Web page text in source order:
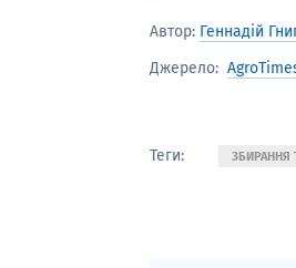
Автор: Геннадій
Джерело:
Теги: ЗБИРАННЯ